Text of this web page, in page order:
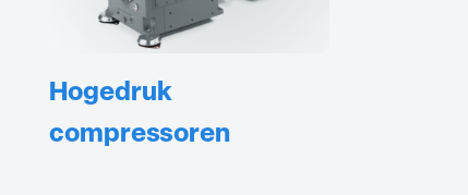
Hogedruk
compressoren